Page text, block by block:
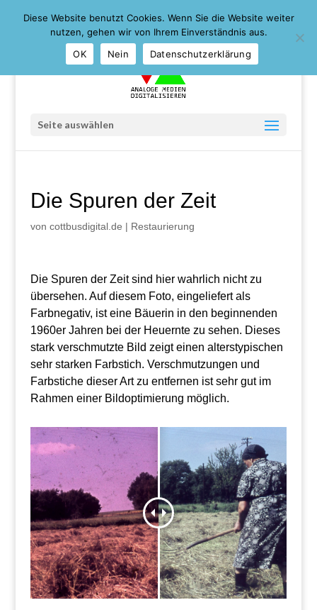
0355 29 06 06 22 ::: 09:30-17:00 Sa. 09:30-12:30 ::: 03046
Cottbus ::: Karl-Liebknecht-Str. 12 (gegenüber Galeria
Kaufhof)
Seite auswählen
Die Spuren der Zeit
von cottbusdigital.de | Restaurierung
Die Spuren der Zeit sind hier wahrlich nicht zu
übersehen. Auf diesem Foto, eingeliefert als
Farbnegativ, ist eine Bäuerin in den beginnenden
1960er Jahren bei der Heuernte zu sehen. Dieses
stark verschmutzte Bild zeigt einen alterstypischen
sehr starken Farbstich. Verschmutzungen und
Farbstiche dieser Art zu entfernen ist sehr gut im
Rahmen einer Bildoptimierung möglich.
Diese Website benutzt Cookies. Wenn Sie die Website weiter
nutzen, gehen wir von Ihrem Einverständnis aus.
OK
Nein Datenschutzerklärung